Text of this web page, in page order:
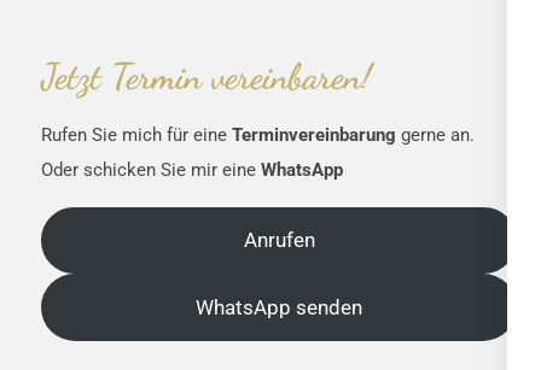
Jetzt Termin vereinbaren!
Rufen Sie mich für eine Terminvereinbarung gerne an.
Oder schicken Sie mir eine WhatsApp
Anrufen
WhatsApp senden